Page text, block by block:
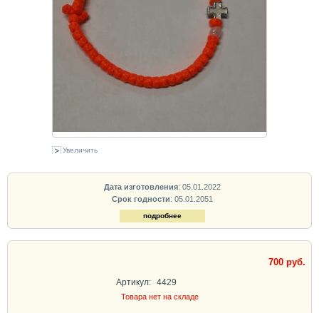
Увеличить
Дата изготовления: 05.01.2022
Срок годности: 05.01.2051
подробнее
700 руб.
Артикул: 4429
Товара нет на складе